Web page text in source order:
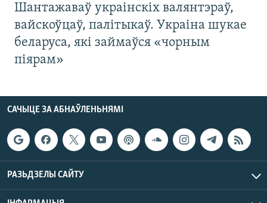
Шантажаваў украінскіх валянтэраў,
вайскоўцаў, палітыкаў. Украіна шукае
беларуса, які займаўся «чорным
піярам»
САЧЫЦЕ ЗА АБНАЎЛЕНЬНЯМІ
РАЗЬДЗЕЛЫ САЙТУ